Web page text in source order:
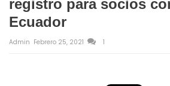
registro para socios
Ecuador
Admin Febrero 25, 2021 1